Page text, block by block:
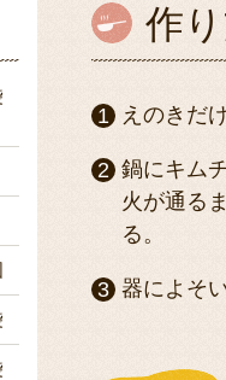
作
えのきだ
鍋にキム
火が通る
る。
器によそ